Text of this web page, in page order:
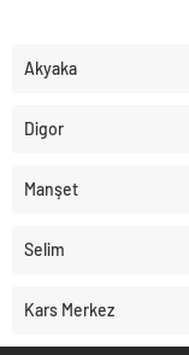
Akyaka
Digor
Manşet
Selim
Kars Merkez